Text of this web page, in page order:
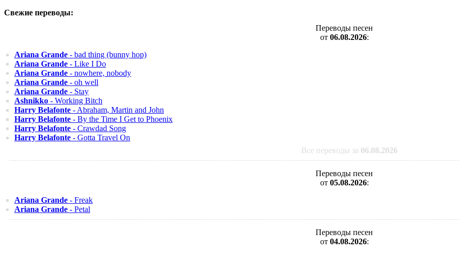
Свежие переводы:
Переводы песен
от 06.08.2026:
Ariana Grande - bad thing (bunny hop)
Ariana Grande - Like I Do
Ariana Grande - nowhere, nobody
Ariana Grande - oh well
Ariana Grande - Stay
Ashnikko - Working Bitch
Harry Belafonte - Abraham, Martin and John
Harry Belafonte - By the Time I Get to Phoenix
Harry Belafonte - Crawdad Song
Harry Belafonte - Gotta Travel On
Все переводы за 06.08.2026
Переводы песен
от 05.08.2026:
Ariana Grande - Freak
Ariana Grande - Petal
Переводы песен
от 04.08.2026: